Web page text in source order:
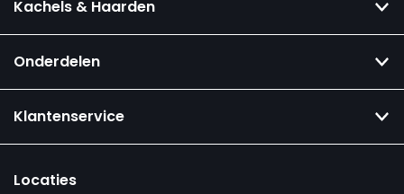
Kachels & Haarden
Onderdelen
Klantenservice
Locaties